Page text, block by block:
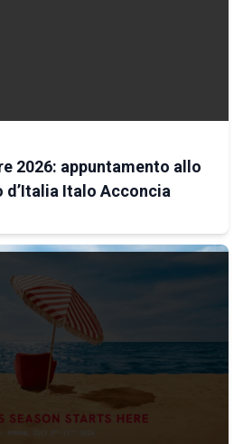
2026: appuntamento allo
d’Italia Italo Acconcia